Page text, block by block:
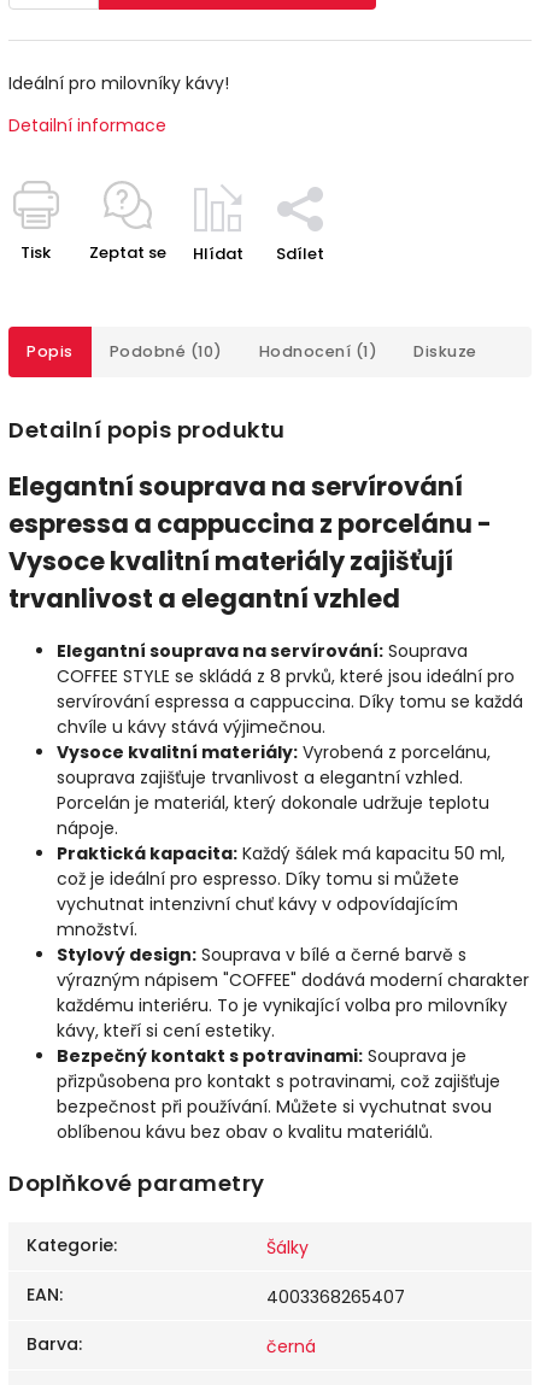
Ideální pro milovníky kávy!
Detailní informace
Tisk Zeptat se Hlídat Sdílet
Popis Podobné (10) Hodnocení (1) Diskuze
Detailní popis produktu
Elegantní souprava na servírování
espressa a cappuccina z porcelánu -
Vysoce kvalitní materiály zajišťují
trvanlivost a elegantní vzhled
Elegantní souprava na servírování: Souprava
COFFEE STYLE se skládá z 8 prvků, které jsou ideální pro
servírování espressa a cappuccina. Díky tomu se každá
chvíle u kávy stává výjimečnou.
Vysoce kvalitní materiály: Vyrobená z porcelánu,
souprava zajišťuje trvanlivost a elegantní vzhled.
Porcelán je materiál, který dokonale udržuje teplotu
nápoje.
Praktická kapacita: Každý šálek má kapacitu 50 ml,
což je ideální pro espresso. Díky tomu si můžete
vychutnat intenzivní chuť kávy v odpovídajícím
množství.
Stylový design: Souprava v bílé a černé barvě s
výrazným nápisem "COFFEE" dodává moderní charakter
každému interiéru. To je vynikající volba pro milovníky
kávy, kteří si cení estetiky.
Bezpečný kontakt s potravinami: Souprava je
přizpůsobena pro kontakt s potravinami, což zajišťuje
bezpečnost při používání. Můžete si vychutnat svou
oblíbenou kávu bez obav o kvalitu materiálů.
Doplňkové parametry
Kategorie:
Šálky
EAN:
4003368265407
Barva:
černá